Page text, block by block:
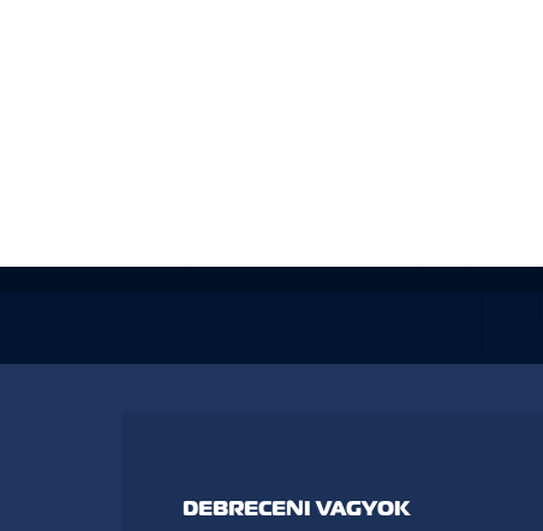
DEBRECENI VAGYOK